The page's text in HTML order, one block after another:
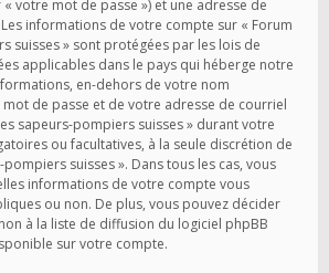
votre mot de passe ») et une adresse de
informations de votre compte sur « Forum
suisses » sont protégées par les lois de
applicables dans le pays qui héberge notre
en-dehors de votre nom
mot de passe et de votre adresse de courriel
sapeurs-pompiers suisses » durant votre
ou facultatives, à la seule discrétion de
suisses ». Dans tous les cas, vous
informations de votre compte vous
ou non. De plus, vous pouvez décider
à la liste de diffusion du logiciel phpBB
sur votre compte.